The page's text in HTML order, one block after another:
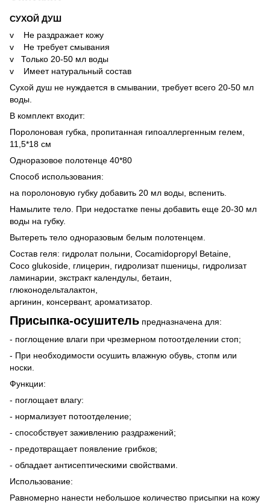
СУХОЙ ДУШ
v Не раздражает кожу
v Не требует смывания
v Только 20-50 мл воды
v Имеет натуральный состав
Сухой душ не нуждается в смывании, требует всего 20-50 мл
воды.
В комплект входит:
Поролоновая губка, пропитанная гипоаллергенным гелем,
11,5*18 см
Одноразовое полотенце 40*80
Способ использования:
на поролоновую губку добавить 20 мл воды, вспенить.
Намылите тело. При недостатке пены добавить еще 20-30 мл
воды на губку.
Вытереть тело одноразовым белым полотенцем.
Состав геля: гидролат полыни, Cocamidopropyl Betaine,
Coco glukosidе, глицерин, гидролизат пшеницы, гидролизат
ламинарии, экстракт календулы, бетаин,
глюконодельталактон,
аргинин, консервант, ароматизатор.
Присыпка-осушитель предназначена для:
- поглощение влаги при чрезмерном потоотделении стоп;
- При необходимости осушить влажную обувь, стопм или
носки.
Функции:
- поглощает влагу:
- нормализует потоотделение;
- способствует заживлению раздражений;
- предотвращает появление грибков;
- обладает антисептическими свойствами.
Использование:
Равномерно нанести небольшое количество присыпки на кожу